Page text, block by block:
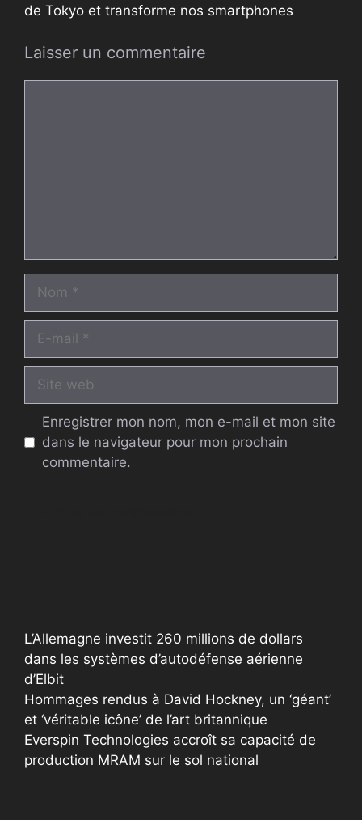
de Tokyo et transforme nos smartphones
Laisser un commentaire
Enregistrer mon nom, mon e-mail et mon site
dans le navigateur pour mon prochain
commentaire.
r
n
a
t
v
:
L’Allemagne investit 260 millions de dollars
dans les systèmes d’autodéfense aérienne
d’Elbit
Hommages rendus à David Hockney, un ‘géant’
et ‘véritable icône’ de l’art britannique
Everspin Technologies accroît sa capacité de
production MRAM sur le sol national